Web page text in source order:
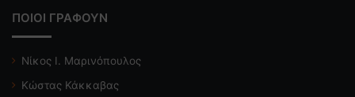
ΠΟΙΟΙ ΓΡΑΦΟΥΝ
Νίκος Ι. Μαρινόπουλος
Κώστας Κάκκαβας